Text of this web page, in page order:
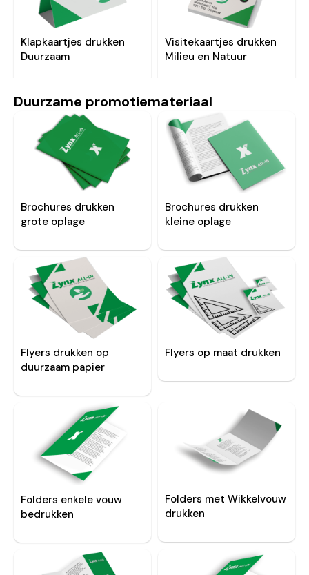
Klapkaartjes drukken
Duurzaam
Visitekaartjes drukken
Milieu en Natuur
Duurzame promotiemateriaal
Brochures drukken
grote oplage
Brochures drukken
kleine oplage
Flyers drukken op
duurzaam papier
Flyers op maat drukken
Folders enkele vouw
bedrukken
Folders met Wikkelvouw
drukken